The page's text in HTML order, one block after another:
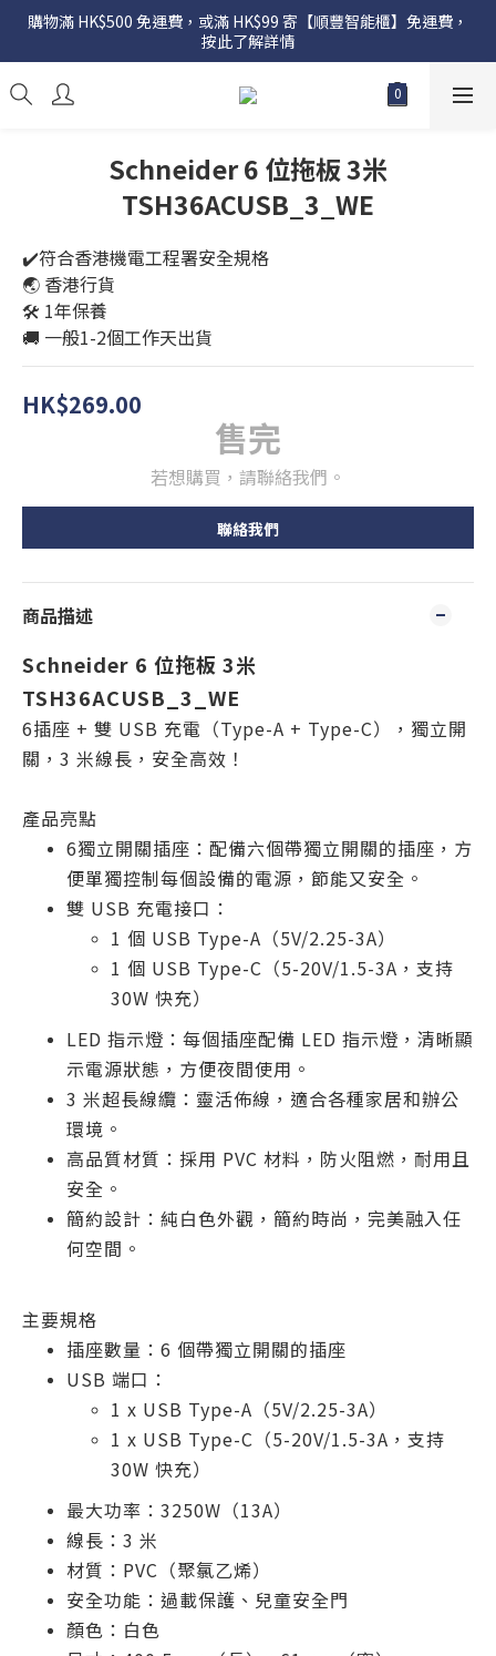
購物滿 HK$500 免運費，或滿 HK$99 寄【順豐智能櫃】免運費，
按此了解詳情
Schneider 6 位拖板 3米
TSH36ACUSB_3_WE
✔️符合香港機電工程署安全規格
🌏 香港行貨
🛠️ 1年保養
🚚 一般1-2個工作天出貨
HK$269.00
售完
若想購買，請聯絡我們。
聯絡我們
商品描述
Schneider 6 位拖板 3米
TSH36ACUSB_3_WE
6插座 + 雙 USB 充電（Type-A + Type-C），獨立開
關，3 米線長，安全高效！
產品亮點
6獨立開關插座：配備六個帶獨立開關的插座，方
便單獨控制每個設備的電源，節能又安全。
雙 USB 充電接口：
1 個 USB Type-A（5V/2.25-3A）
1 個 USB Type-C（5-20V/1.5-3A，支持
30W 快充）
LED 指示燈：每個插座配備 LED 指示燈，清晰顯
示電源狀態，方便夜間使用。
3 米超長線纜：靈活佈線，適合各種家居和辦公
環境。
高品質材質：採用 PVC 材料，防火阻燃，耐用且
安全。
簡約設計：純白色外觀，簡約時尚，完美融入任
何空間。
主要規格
插座數量：6 個帶獨立開關的插座
USB 端口：
1 x USB Type-A（5V/2.25-3A）
1 x USB Type-C（5-20V/1.5-3A，支持
30W 快充）
最大功率：3250W（13A）
線長：3 米
材質：PVC（聚氯乙烯）
安全功能：過載保護、兒童安全門
顏色：白色